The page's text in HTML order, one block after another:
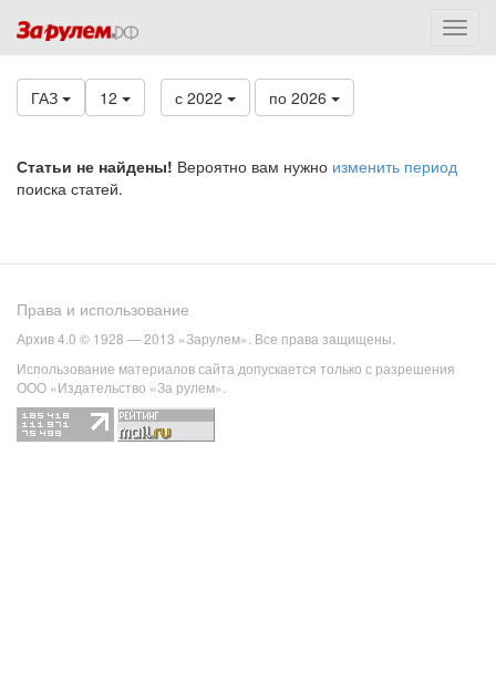
ГАЗ 12 с 2022 по 2026
Статьи не найдены! Вероятно вам нужно изменить период
поиска статей.
Права и использование
Архив 4.0 © 1928 — 2013 «Зарулем». Все права защищены.
Использование материалов сайта допускается только с разрешения
ООО «Издательство «За рулем».